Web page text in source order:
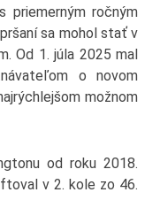
ročným
sa mohol stať v
Od 1. júla 2025 mal
o novom
možnom
od roku 2018.
v 2. kole zo 46.